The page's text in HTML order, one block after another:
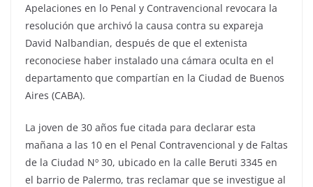
Apelaciones en lo Penal y Contravencional revocara la
resolución que archivó la causa contra su expareja
David Nalbandian, después de que el extenista
reconociese haber instalado una cámara oculta en el
departamento que compartían en la Ciudad de Buenos
Aires (CABA).
La joven de 30 años fue citada para declarar esta
mañana a las 10 en el Penal Contravencional y de Faltas
de la Ciudad Nº 30, ubicado en la calle Beruti 3345 en
el barrio de Palermo, tras reclamar que se investigue al